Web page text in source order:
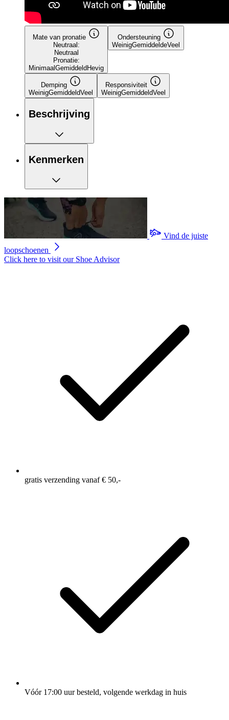
Mate van pronatie
Neutraal:
Neutraal
Pronatie:
Minimaal Gemiddeld Hevig
Ondersteuning
WeinigGemiddeldeVeel
Demping
WeinigGemiddeldVeel
Responsiviteit
WeinigGemiddeldVeel
Beschrijving
Kenmerken
Vind de juiste
loopschoenen
Click here to visit our Shoe Advisor
gratis verzending vanaf € 50,-
Vóór 17:00 uur besteld, volgende werkdag in huis